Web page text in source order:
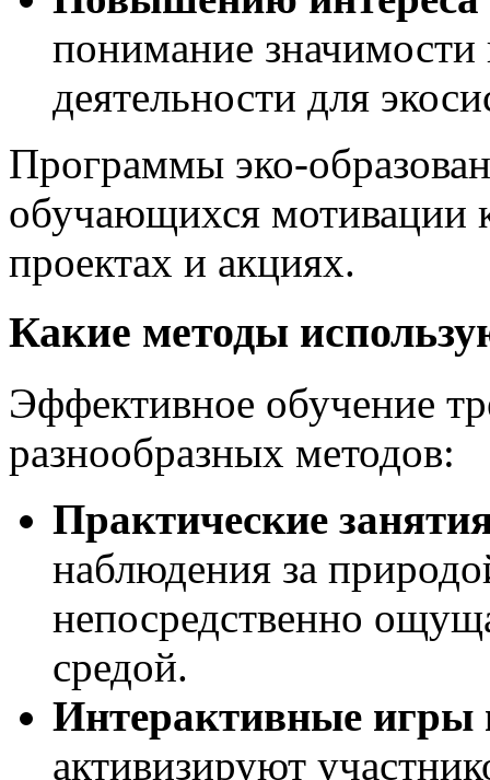
понимание значимости
деятельности для
Программы эко-
обучающихся мотивации
проектах и акциях.
Какие методы
Эффективное обучение
разнообразных методов:
Практические
наблюдения за
непосредственно
средой.
Интерактивные игры
активизируют